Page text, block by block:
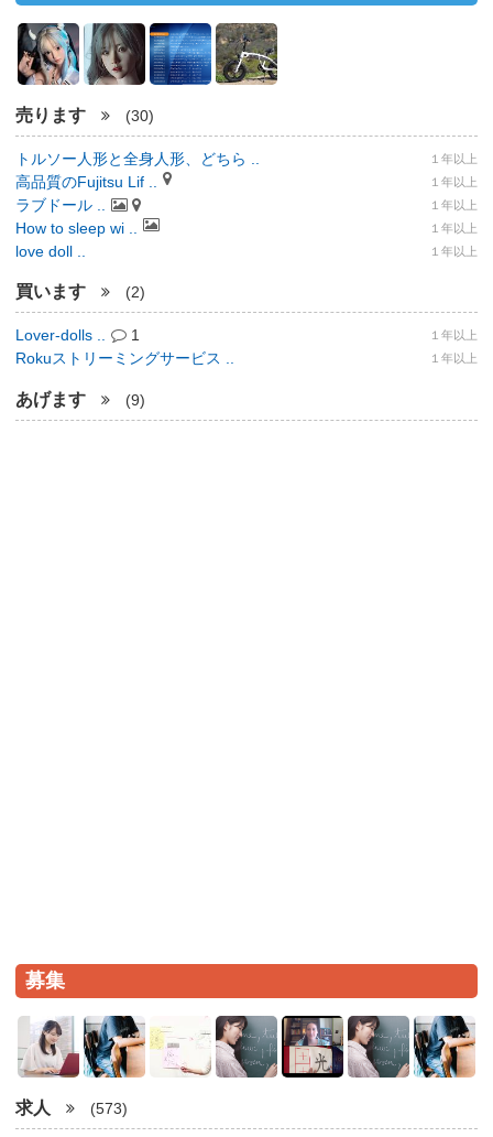
売ります (30)
トルソー人形と全身人形、どちら .. １年以上
高品質のFujitsu Lif .. １年以上
ラブドール .. １年以上
How to sleep wi .. １年以上
love doll .. １年以上
買います (2)
Lover-dolls .. 1 １年以上
Rokuストリーミングサービス .. １年以上
あげます (9)
募集
求人 (573)